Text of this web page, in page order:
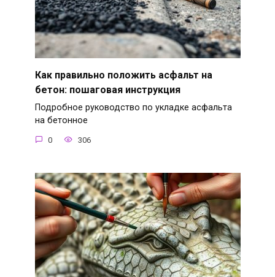
Как правильно положить асфальт на
бетон: пошаговая инструкция
Подробное руководство по укладке асфальта
на бетонное
0 306